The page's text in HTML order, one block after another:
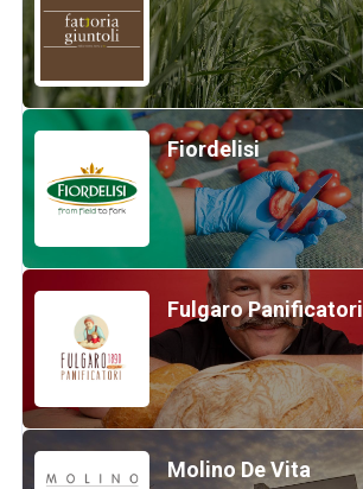
Fiordelisi
Fulgaro Panificatori
Molino De Vita